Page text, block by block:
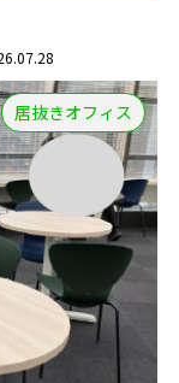
居抜きオフィス